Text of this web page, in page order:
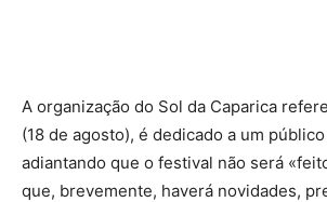
A organização do Sol da Caparica
(18 de agosto), é dedicado a um
adiantando que o festival não será
que, brevemente, haverá novidades,